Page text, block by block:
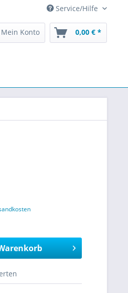
Service/Hilfe
Mein Konto 0,00 € *